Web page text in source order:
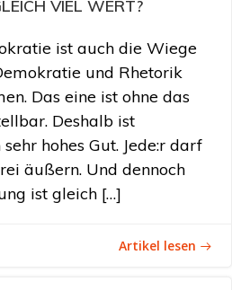
VIEL WERT?
ist auch die Wiege
und Rhetorik
Das eine ist ohne das
Deshalb ist
hohes Gut. Jede:r darf
äußern. Und dennoch
ist gleich […]
Artikel lesen